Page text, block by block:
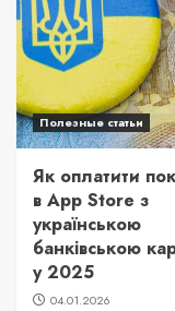
Полезные статьи
Як оплатити
в App Store з
українською
банківською
у 2025
04.01.2026